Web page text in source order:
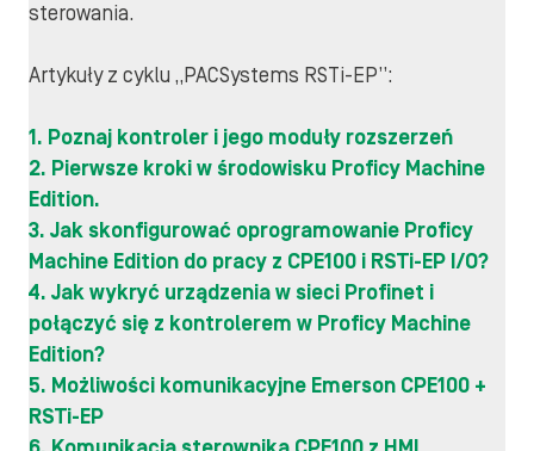
sterowania.
Artykuły z cyklu „PACSystems RSTi-EP”:
1. Poznaj kontroler i jego moduły rozszerzeń
2. Pierwsze kroki w środowisku Proficy Machine
Edition.
3. Jak skonfigurować oprogramowanie Proficy
Machine Edition do pracy z CPE100 i RSTi-EP I/O?
4. Jak wykryć urządzenia w sieci Profinet i
połączyć się z kontrolerem w Proficy Machine
Edition?
5. Możliwości komunikacyjne Emerson CPE100 +
RSTi-EP